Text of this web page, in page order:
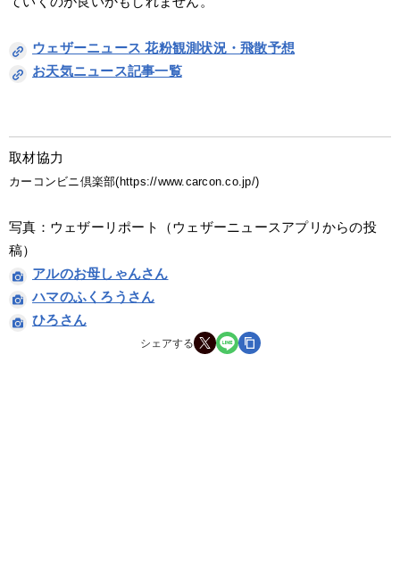
ウェザーニュース 花粉観測状況・飛散予想
お天気ニュース記事一覧
取材協力
カーコンビニ倶楽部(https://www.carcon.co.jp/)
写真：ウェザーリポート（ウェザーニュースアプリからの投
稿）
アルのお母しゃんさん
ハマのふくろうさん
ひろさん
シェアする